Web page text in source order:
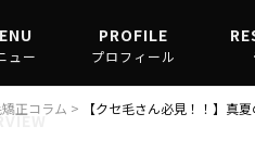
ュー
正
PROFILE
プロフィール
正コラム > 【クセ毛さん必見！！】真